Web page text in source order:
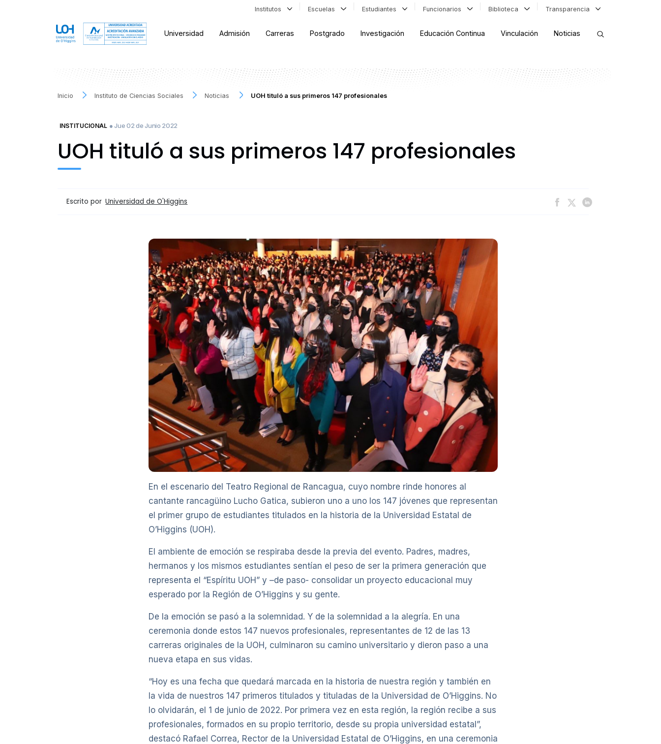
Institutos Escuelas Estudiantes Funcionarios Biblioteca Transparencia
Universidad Admisión Carreras Postgrado Investigación Educación Continua Vinculación Noticias
Inicio Instituto de Ciencias Sociales Noticias UOH tituló a sus primeros 147 profesionales
INSTITUCIONAL ● Jue 02 de Junio 2022
UOH tituló a sus primeros 147 profesionales
Escrito por Universidad de O'Higgins
En el escenario del Teatro Regional de Rancagua, cuyo nombre rinde honores al
cantante rancagüino Lucho Gatica, subieron uno a uno los 147 jóvenes que representan
el primer grupo de estudiantes titulados en la historia de la Universidad Estatal de
O’Higgins (UOH).
El ambiente de emoción se respiraba desde la previa del evento. Padres, madres,
hermanos y los mismos estudiantes sentían el peso de ser la primera generación que
representa el “Espíritu UOH” y –de paso- consolidar un proyecto educacional muy
esperado por la Región de O’Higgins y su gente.
De la emoción se pasó a la solemnidad. Y de la solemnidad a la alegría. En una
ceremonia donde estos 147 nuevos profesionales, representantes de 12 de las 13
carreras originales de la UOH, culminaron su camino universitario y dieron paso a una
nueva etapa en sus vidas.
“Hoy es una fecha que quedará marcada en la historia de nuestra región y también en
la vida de nuestros 147 primeros titulados y tituladas de la Universidad de O’Higgins. No
lo olvidarán, el 1 de junio de 2022. Por primera vez en esta región, la región recibe a sus
profesionales, formados en su propio territorio, desde su propia universidad estatal”,
destacó Rafael Correa, Rector de la Universidad Estatal de O’Higgins, en una ceremonia